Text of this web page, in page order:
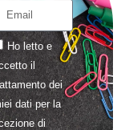
Ho letto e
il
dei
dati per la
di